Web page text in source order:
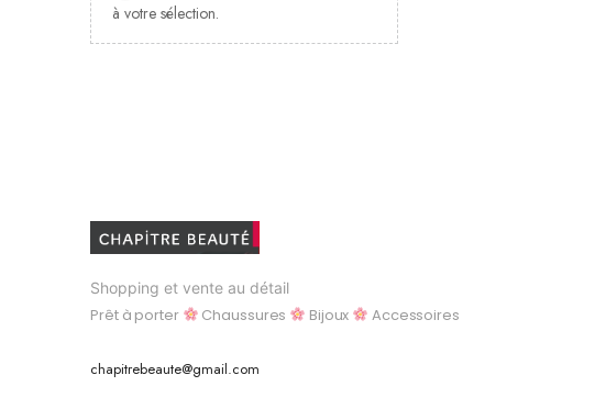
à votre sélection.
Shopping et vente au détail
Prêt à porter Chaussures Bijoux Accessoires
chapitrebeaute@gmail.com